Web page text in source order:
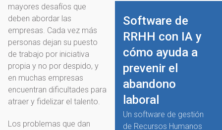
mayores desafíos que
deben abordar las
empresas. Cada vez más
personas dejan su puesto
de trabajo por iniciativa
propia y no por despido, y
en muchas empresas
encuentran dificultades para
atraer y fidelizar el talento.
Los problemas que dan
Software de
RRHH con IA y
cómo ayuda a
prevenir el
abandono
laboral
Un software de gestión
de Recursos Humanos